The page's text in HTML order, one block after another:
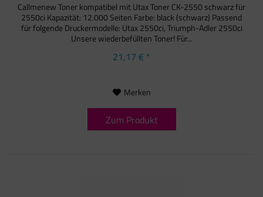
Callmenew Toner kompatibel mit Utax Toner CK-2550 schwarz für
2550ci Kapazität: 12.000 Seiten Farbe: black (schwarz) Passend
für folgende Druckermodelle: Utax 2550ci, Triumph-Adler 2550ci
Unsere wiederbefüllten Toner! Für...
21,17 € *
Merken
Zum Produkt